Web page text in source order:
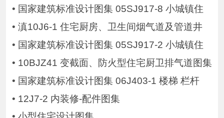
• 国家建筑标准设计图集 05SJ917-8 小城镇住
• 滇10J6-1 住宅厨房、卫生间烟气道及管道井
• 国家建筑标准设计图集 05SJ917-2 小城镇住
• 10BJZ41 变截面、防火型住宅厨卫排气道图集
• 国家建筑标准设计图集 06J403-1 楼梯 栏杆
• 12J7-2 内装修-配件图集